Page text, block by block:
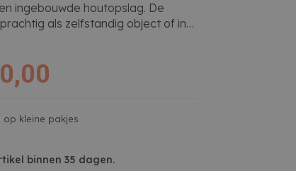
ingebouwde houtopslag. De
als zelfstandig object of in
apparaten zoals de Butcher
de kookplaat
x 103 cm
kleine pakjes
binnen 35 dagen.